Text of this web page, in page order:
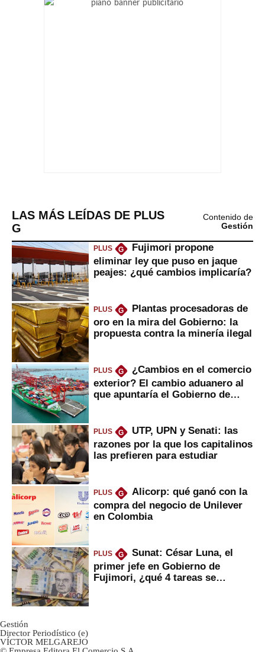
LAS MÁS LEÍDAS DE PLUS
G
Contenido de
Gestión
PLUS G
Fujimori propone
eliminar ley que puso en jaque
peajes: ¿qué cambios implicaría?
PLUS G
Plantas procesadoras de
oro en la mira del Gobierno: la
propuesta contra la minería ilegal
PLUS G
¿Cambios en el comercio
exterior? El cambio aduanero al
que apuntaría el Gobierno de
PLUS G
UTP, UPN y Senati: las
razones por la que los capitalinos
las prefieren para estudiar
PLUS G
Alicorp: qué ganó con la
compra del negocio de Unilever
en Colombia
PLUS G
Sunat: César Luna, el
primer jefe en Gobierno de
Fujimori, ¿qué 4 tareas se
Gestión
Director Periodístico (e)
VÍCTOR MELGAREJO